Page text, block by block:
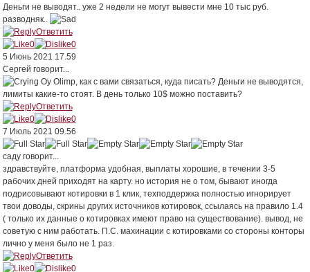
Деньги не выводят.. уже 2 недели не могут вывести мне 10 тыс руб.
разводняк..
Ответить
0
0
5 Июнь 2021 17.59
Сергей говорит...
Оу Olimp, как с вами связаться, куда писать? Деньги не выводятся,
лимиты какие-то стоят. В день только 10$ можно поставить?
Ответить
0
0
7 Июль 2021 09.56
садуговорит...
здравствуйте, платформа удобная, выплаты хорошие, в течении 3-5
рабочих дней приходят на карту. но история не о том, бывают иногда
подрисовывают котировки в 1 клик, техподдержка полностью игнорирует
твои доводы, скрины других источников котировок, ссылаясь на правило 1.4
( только их данные о котировках имеют право на существование). вывод, не
советую с ним работать. П.С. махинации с котировками со стороны конторы
лично у меня было не 1 раз.
Ответить
0
0